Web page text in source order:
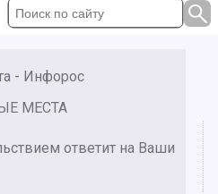
- Инфорос
МЕСТА
ответит на Ваши